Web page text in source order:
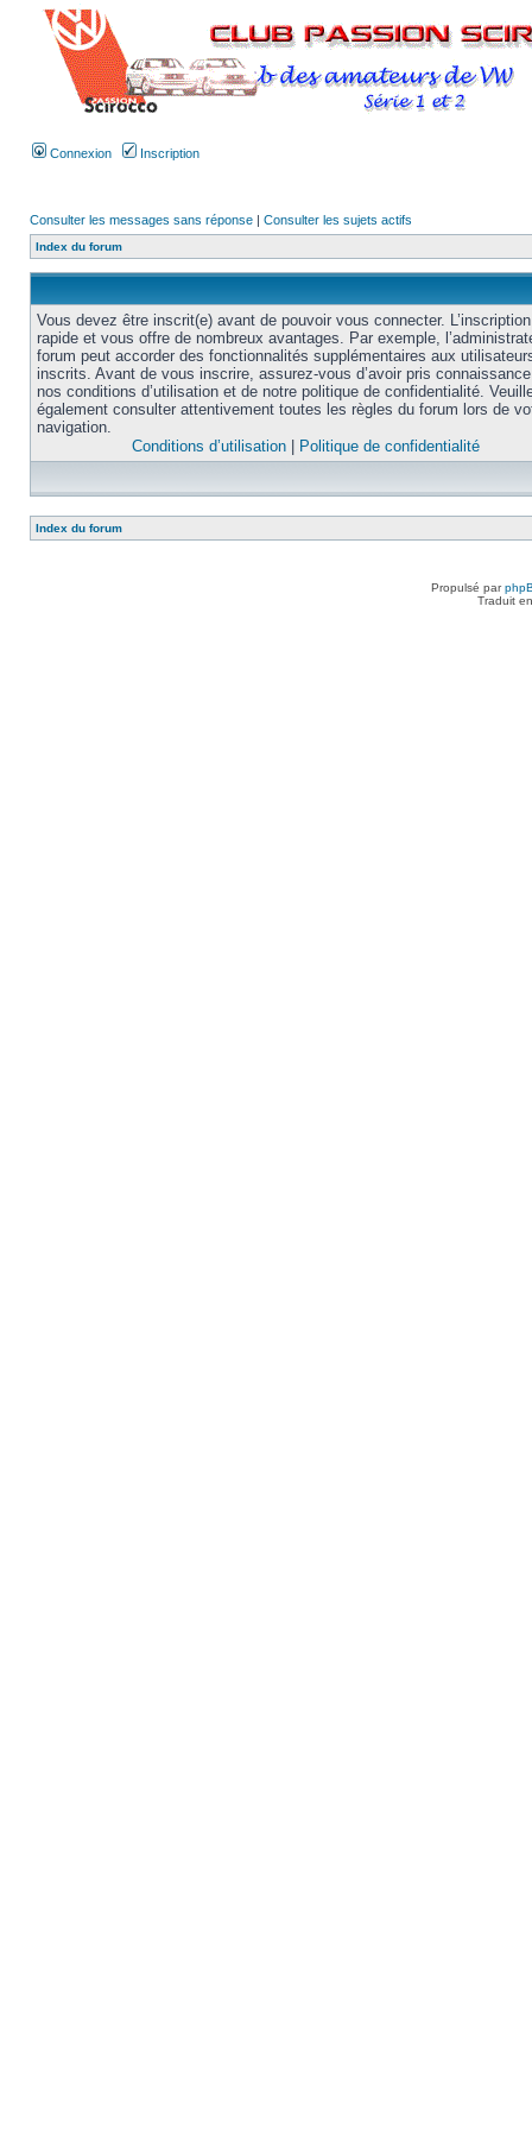
Connexion Inscription
Consulter les messages sans réponse | Consulter les sujets actifs
Index du forum
Vous devez être inscrit(e) avant de pouvoir vous connecter.
rapide et vous offre de nombreux avantages. Par exemple,
forum peut accorder des fonctionnalités supplémentaires aux
inscrits. Avant de vous inscrire, assurez-vous d’avoir pris
nos conditions d’utilisation et de notre politique de confidentialité.
également consulter attentivement toutes les règles du forum lors de
navigation.
Conditions d’utilisation
Politique de confidentialité
Index du forum
Propulsé par
Traduit